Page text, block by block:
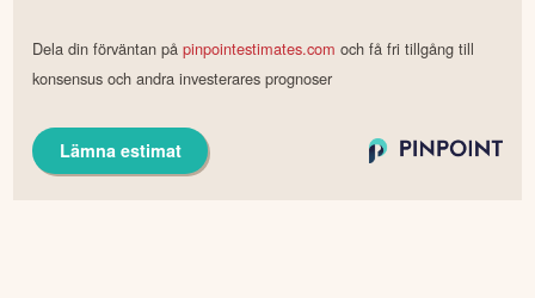
Dela din förväntan påpinpointestimates.com och få fri tillgång till
konsensus och andra investerares prognoser
Lämna estimat